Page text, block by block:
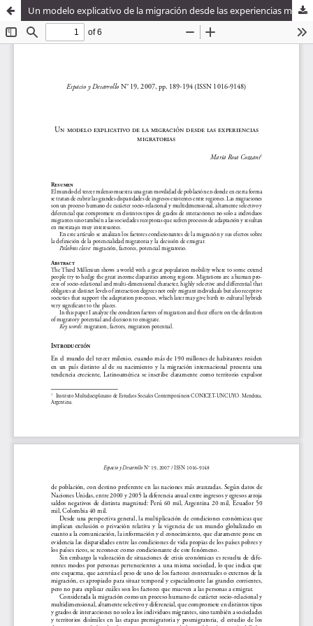
Un modelo explicativo de la migración desde las experiencias migratorias